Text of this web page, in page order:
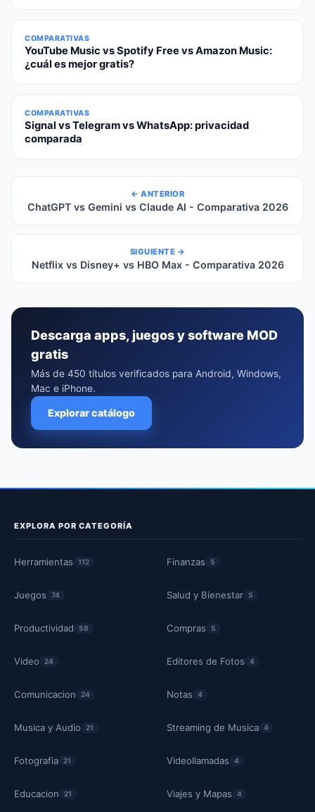
COMPARATIVAS
YouTube Music vs Spotify Free vs Amazon Music:
¿cuál es mejor gratis?
COMPARATIVAS
Signal vs Telegram vs WhatsApp: privacidad
comparada
← ANTERIOR
ChatGPT vs Gemini vs Claude AI - Comparativa 2026
SIGUIENTE →
Netflix vs Disney+ vs HBO Max - Comparativa 2026
Descarga apps, juegos y software MOD
gratis
Más de 450 títulos verificados para Android, Windows,
Mac e iPhone.
Explorar catálogo
EXPLORA POR CATEGORÍA
Herramientas 112
Juegos 74
Productividad 58
Video 24
Comunicacion 24
Musica y Audio 21
Fotografia 21
Educacion 21
Finanzas 5
Salud y Bienestar 5
Compras 5
Editores de Fotos 4
Notas 4
Streaming de Musica 4
Videollamadas 4
Viajes y Mapas 4